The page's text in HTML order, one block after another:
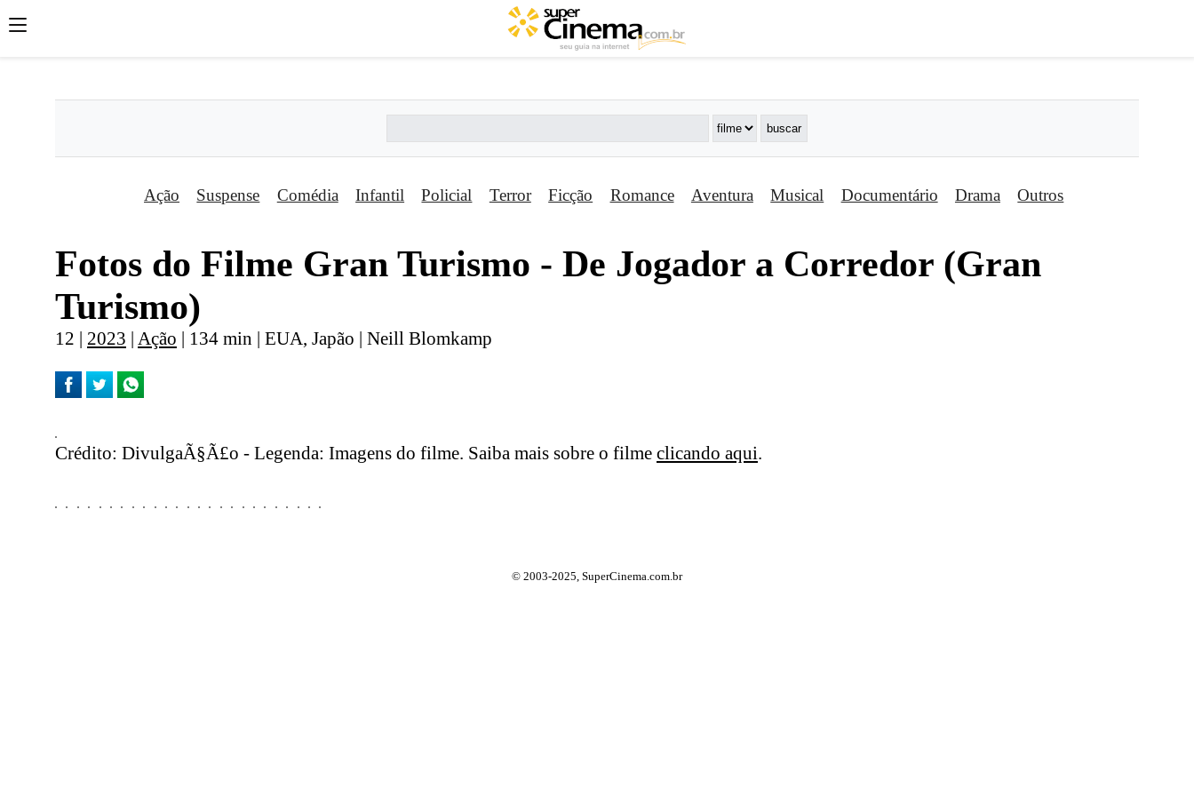
';';
Ação Suspense Comédia Infantil Policial Terror Ficção Romance Aventura Musical Documentário Drama Outros
Fotos do Filme Gran Turismo - De Jogador a Corredor (Gran
Turismo)
12 | 2023 | Ação | 134 min | EUA, Japão | Neill Blomkamp
Crédito: DivulgaÃ§Ã£o - Legenda: Imagens do filme. Saiba mais sobre o filme clicando aqui.
© 2003-2025, SuperCinema.com.br